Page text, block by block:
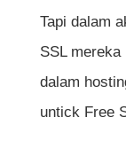
Tapi dalam
SSL
dalam
untick Free